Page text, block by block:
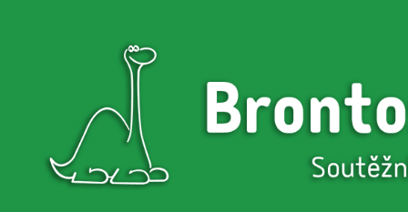
Brontosaurus
Brontosaurus